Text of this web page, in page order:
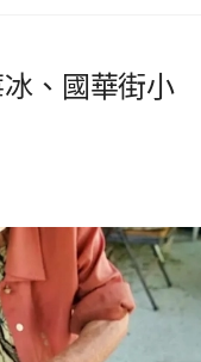
、國華街小